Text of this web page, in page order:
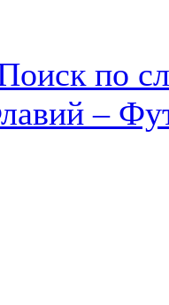
по
–